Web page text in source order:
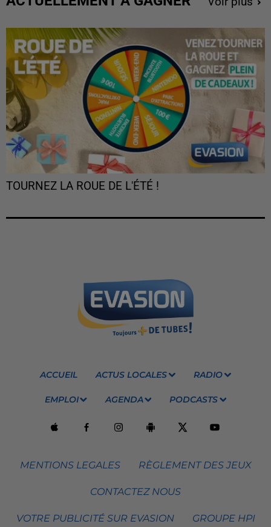
TOURNEZ LA ROUE DE L'ÉTÉ !
ACCUEIL ACTUS LOCALES RADIO
EMPLOI AGENDA PODCASTS
MENTIONS LEGALES RÈGLEMENT DES JEUX
CONTACTEZ NOUS
VOTRE PUBLICITÉ SUR EVASION GROUPE HPI